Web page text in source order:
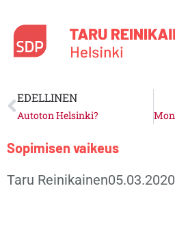
sisältöön
Prev
EDELLINEN
Autoton Helsinki?
Sopimisen vaikeus
Taru Reinikainen05.03.2020